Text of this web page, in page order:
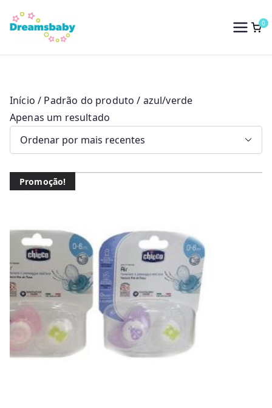
para
conteúdo
Dreams Baby
0
Início / Padrão do produto / azul/verde
Apenas um resultado
Promoção!